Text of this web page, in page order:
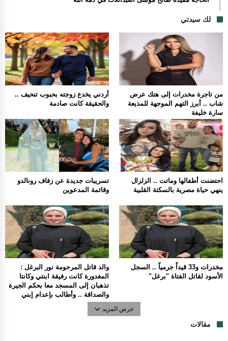
لك سيدتي
أردني يخدع زوجته بحبوب تنحيف ..
والحقيقة كانت صادمة
من تاجرة مخدرات إلى هتك عرض
شاب .. أبرز التهم الموجهة للمذيعة
سارة خليفة
تسريبات جديدة عن زفاف رونالدو
وقائمة المدعوين
احتضنت أطفالها وماتت .. الزلزال
ينهي حياة مصرية بالسكتة القلبية
والد قاتل المرحومة نور البرغل :
المغدورة كانت رفيقة ابنتي وكانتا
تذهبان إلى المسجد معا بحكم الجيرة
والصداقة .. وأطالب بإعدام إبني
مخدرات و33 قيداً جرمياً .. السجل
الأسود لقاتل الفتاة "برغل"
عرض المزيد
مقالات